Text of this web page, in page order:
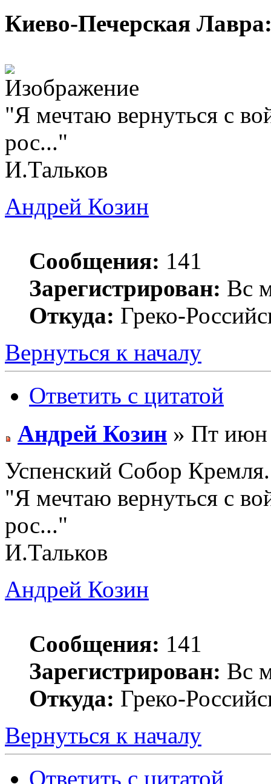
Киево-Печерская
"Я мечтаю вернуться с
рос..."
И.Тальков
Андрей Козин
Сообщения: 141
Зарегистрирован: Вс
Откуда: Греко-
Вернуться к началу
Ответить с цитатой
Андрей Козин » Пт июн
Успенский Собор Кремля.
"Я мечтаю вернуться с
рос..."
И.Тальков
Андрей Козин
Сообщения: 141
Зарегистрирован: Вс
Откуда: Греко-
Вернуться к началу
Ответить с цитатой